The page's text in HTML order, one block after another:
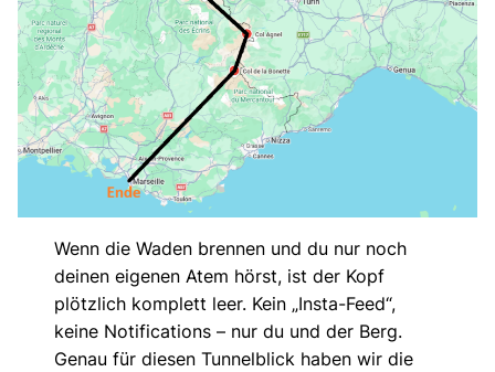
Wenn die Waden brennen und du nur noch
deinen eigenen Atem hörst, ist der Kopf
plötzlich komplett leer. Kein „Insta-Feed“,
keine Notifications – nur du und der Berg.
Genau für diesen Tunnelblick haben wir die